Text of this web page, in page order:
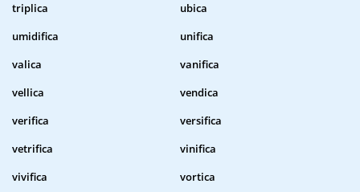
triplica
ubica
umidifica
unifica
valica
vanifica
vellica
vendica
verifica
versifica
vetrifica
vinifica
vivifica
vortica